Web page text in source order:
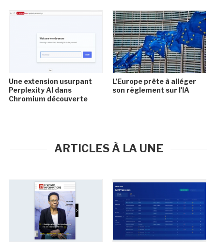
Une extension usurpant
Perplexity AI dans
Chromium découverte
L'Europe prête à alléger
son règlement sur l'IA
ARTICLES À LA UNE